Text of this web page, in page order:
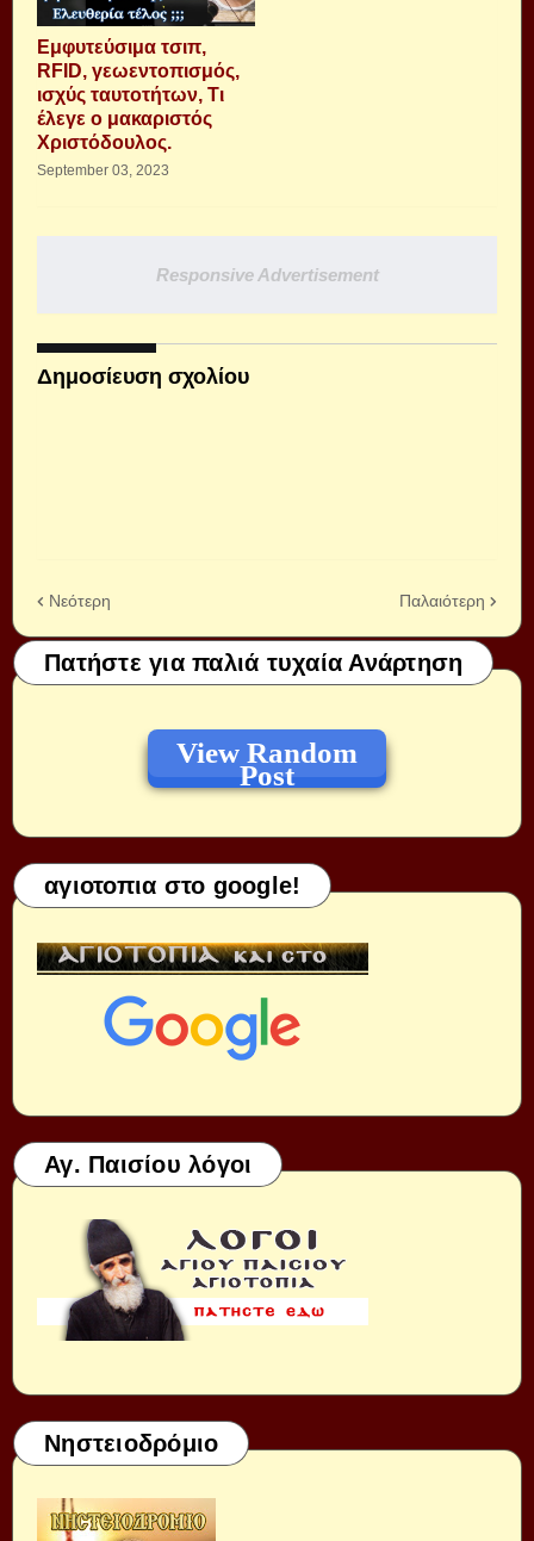
Εμφυτεύσιμα τσιπ,
RFID, γεωεντοπισμός,
ισχύς ταυτοτήτων, Τι
έλεγε ο μακαριστός
Χριστόδουλος.
September 03, 2023
Responsive Advertisement
Δημοσίευση σχολίου
Νεότερη Παλαιότερη
Πατήστε για παλιά τυχαία Ανάρτηση
View Random
Post
αγιοτοπια στο google!
Αγ. Παισίου λόγοι
Νηστειοδρόμιο